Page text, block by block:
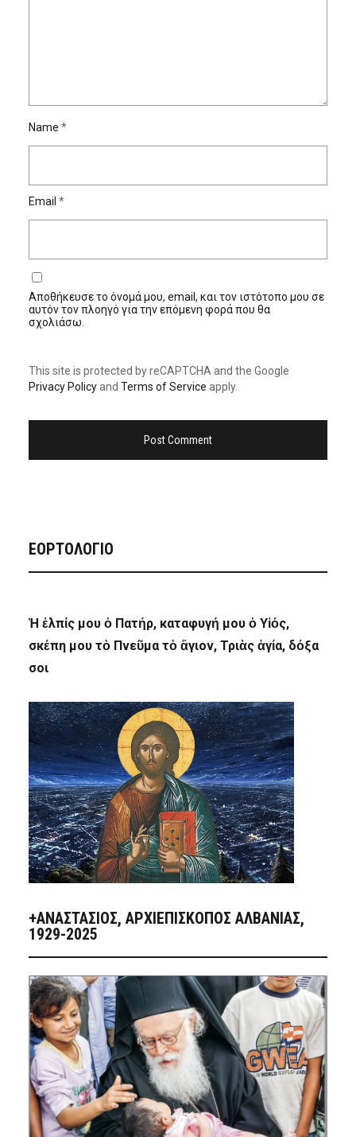
Name *
Email *
Αποθήκευσε το όνομά μου, email, και τον ιστότοπο μου σε
αυτόν τον πλοηγό για την επόμενη φορά που θα
σχολιάσω.
This site is protected by reCAPTCHA and the Google
Privacy Policyand Terms of Service apply.
ΕΟΡΤΟΛΟΓΙΟ
Ἡ ἐλπίς μου ὁ Πατήρ, καταφυγή μου ὁ Υἱός,
σκέπη μου τὸ Πνεῦμα τὸ ἅγιον, Τριὰς ἁγία, δόξα
σοι
+ΑΝΑΣΤΆΣΙΟΣ, ΑΡΧΙΕΠΊΣΚΟΠΟΣ ΑΛΒΑΝΊΑΣ,
1929-2025